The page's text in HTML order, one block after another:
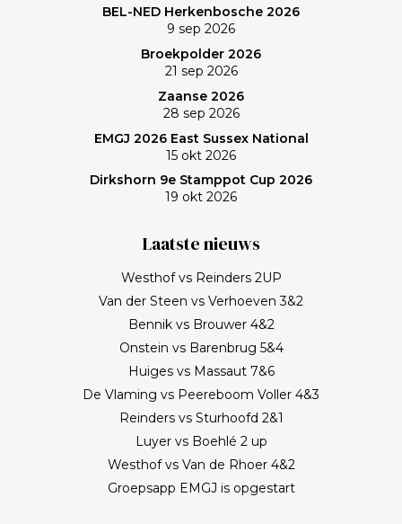
BEL-NED Herkenbosche 2026
9 sep 2026
Broekpolder 2026
21 sep 2026
Zaanse 2026
28 sep 2026
EMGJ 2026 East Sussex National
15 okt 2026
Dirkshorn 9e Stamppot Cup 2026
19 okt 2026
Laatste nieuws
Westhof vs Reinders 2UP
Van der Steen vs Verhoeven 3&2
Bennik vs Brouwer 4&2
Onstein vs Barenbrug 5&4
Huiges vs Massaut 7&6
De Vlaming vs Peereboom Voller 4&3
Reinders vs Sturhoofd 2&1
Luyer vs Boehlé 2 up
Westhof vs Van de Rhoer 4&2
Groepsapp EMGJ is opgestart